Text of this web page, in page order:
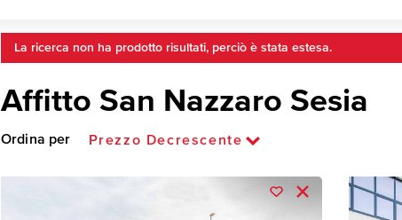
La ricerca non ha prodotto risultati, perciò è stata estesa.
Affitto San Nazzaro Sesia
Ordina per Prezzo Decrescente